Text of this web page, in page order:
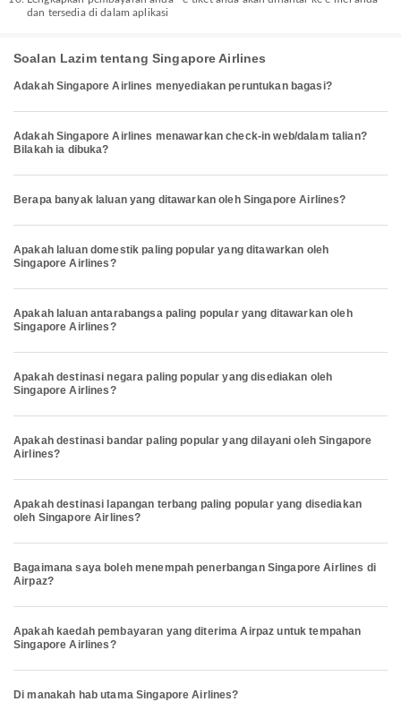
dan tersedia di dalam aplikasi
Soalan Lazim tentang Singapore Airlines
Adakah Singapore Airlines menyediakan peruntukan bagasi?
Adakah Singapore Airlines menawarkan check-in web/dalam talian?
Bilakah ia dibuka?
Berapa banyak laluan yang ditawarkan oleh Singapore Airlines?
Apakah laluan domestik paling popular yang ditawarkan oleh
Singapore Airlines?
Apakah laluan antarabangsa paling popular yang ditawarkan oleh
Singapore Airlines?
Apakah destinasi negara paling popular yang disediakan oleh
Singapore Airlines?
Apakah destinasi bandar paling popular yang dilayani oleh Singapore
Airlines?
Apakah destinasi lapangan terbang paling popular yang disediakan
oleh Singapore Airlines?
Bagaimana saya boleh menempah penerbangan Singapore Airlines di
Airpaz?
Apakah kaedah pembayaran yang diterima Airpaz untuk tempahan
Singapore Airlines?
Di manakah hab utama Singapore Airlines?